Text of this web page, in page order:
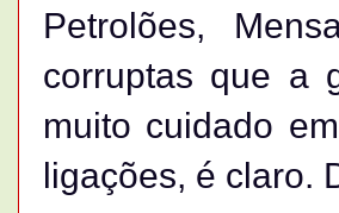
Petrolões,
corruptas que a
muito cuidado
ligações, é claro.